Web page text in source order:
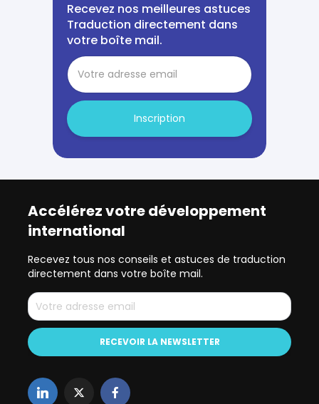
Recevez nos meilleures astuces
Traduction directement dans
votre boîte mail.
Inscription
Accélérez votre développement
international
Recevez tous nos conseils et astuces de traduction
directement dans votre boîte mail.